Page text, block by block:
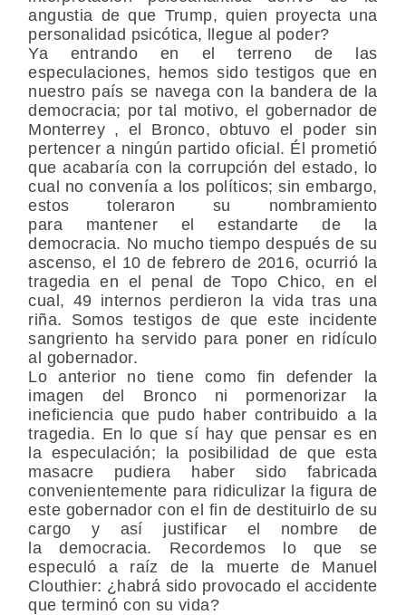
angustia de que Trump, quien proyecta una
personalidad psicótica, llegue al poder?
Ya entrando en el terreno de las
especulaciones, hemos sido testigos que en
nuestro país se navega con la bandera de la
democracia; por tal motivo, el gobernador de
Monterrey , el Bronco, obtuvo el poder sin
pertencer a ningún partido oficial. Él prometió
que acabaría con la corrupción del estado, lo
cual no convenía a los políticos; sin embargo,
estos toleraron su nombramiento
para mantener el estandarte de la
democracia. No mucho tiempo después de su
ascenso, el 10 de febrero de 2016, ocurrió la
tragedia en el penal de Topo Chico, en el
cual, 49 internos perdieron la vida tras una
riña. Somos testigos de que este incidente
sangriento ha servido para poner en ridículo
al gobernador.
Lo anterior no tiene como fin defender la
imagen del Bronco ni pormenorizar la
ineficiencia que pudo haber contribuido a la
tragedia. En lo que sí hay que pensar es en
la especulación; la posibilidad de que esta
masacre pudiera haber sido fabricada
convenientemente para ridiculizar la figura de
este gobernador con el fin de destituirlo de su
cargo y así justificar el nombre de
la democracia. Recordemos lo que se
especuló a raíz de la muerte de Manuel
Clouthier: ¿habrá sido provocado el accidente
que terminó con su vida?